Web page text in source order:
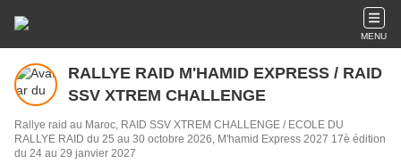
MENU
RALLYE RAID M'HAMID EXPRESS / RAID
SSV XTREM CHALLENGE
Rallye raid au Maroc, RAID SSV XTREM CHALLENGE / ECOLE DU
RALLYE RAID du 25 au 30 octobre 2026, M'hamid Express 2027 17è édition
du 24 au 29 janvier 2027